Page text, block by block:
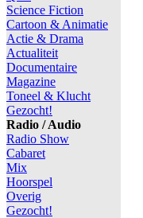
Science Fiction
Cartoon & Animatie
Actie & Drama
Actualiteit
Documentaire
Magazine
Toneel & Klucht
Gezocht!
Radio / Audio
Radio Show
Cabaret
Mix
Hoorspel
Overig
Gezocht!